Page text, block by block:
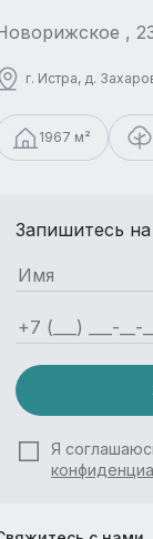
,
г. Истра, д.
1967 м²
Запишитесь
Я